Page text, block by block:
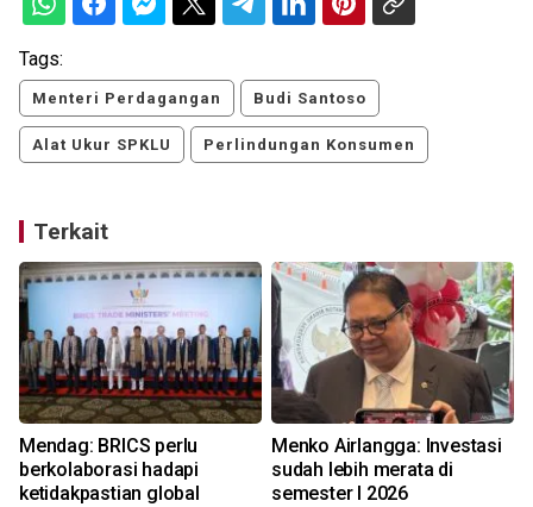
Tags:
Menteri Perdagangan Budi Santoso
Alat Ukur SPKLU Perlindungan Konsumen
Terkait
Mendag: BRICS perlu
berkolaborasi hadapi
ketidakpastian global
Menko Airlangga: Investasi
sudah lebih merata di
semester I 2026